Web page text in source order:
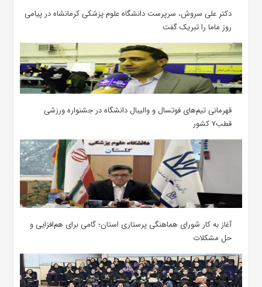
دکتر علی سروش، سرپرست دانشگاه علوم پزشکی کرمانشاه در پیامی
روز ماما را تبریک گفت
قهرمانی تیم‌های فوتسال و والیبال دانشگاه در جشنواره ورزشی
قطب۷ کشور
آغاز به کار شورای هماهنگی پرستاری استان؛ گامی برای هم‌افزایی و
حل مشکلات